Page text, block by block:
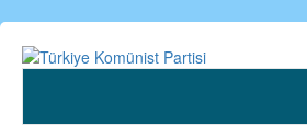
Ana
içeriğe